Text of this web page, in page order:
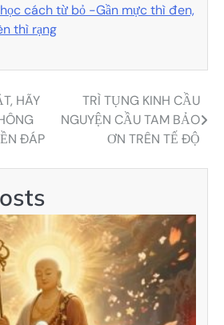
cách từ bỏ -Gần mực thì đen,
thì rạng
HÃY
ĐÁP
TRÌ TỤNG KINH CẦU
NGUYỆN CẦU TAM BẢO
ƠN TRÊN TẾ ĐỘ